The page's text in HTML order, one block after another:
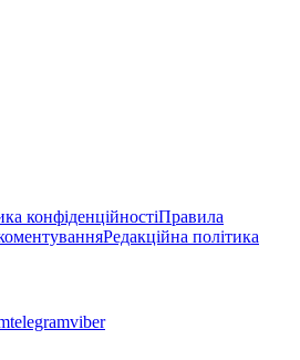
конфіденційностіПравила
Редакційна політика
telegramviber